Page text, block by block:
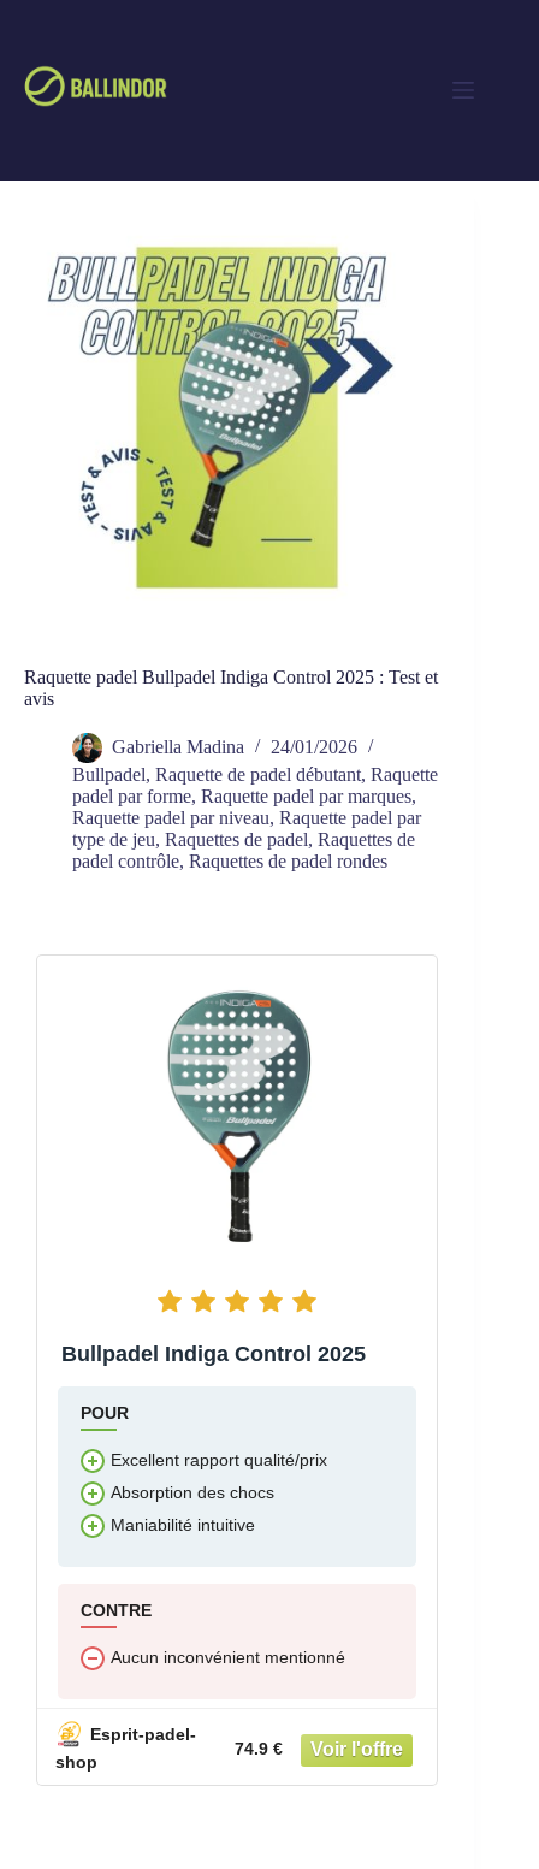
Raquette padel Bullpadel Indiga Control 2025 : Test et
avis
Gabriella Madina
24/01/2026
Bullpadel, Raquette de padel débutant, Raquette
padel par forme, Raquette padel par marques,
Raquette padel par niveau, Raquette padel par
type de jeu, Raquettes de padel, Raquettes de
padel contrôle, Raquettes de padel rondes
Bullpadel Indiga Control 2025
POUR
Excellent rapport qualité/prix
Absorption des chocs
Maniabilité intuitive
CONTRE
Aucun inconvénient mentionné
Esprit-padel-
shop
74.9 €